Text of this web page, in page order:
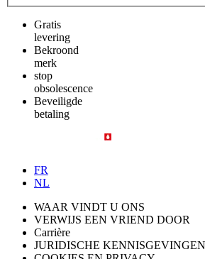
Gratis
levering
Bekroond
merk
stop
obsolescence
Beveiligde
betaling
FR
NL
WAAR VINDT U ONS
VERWIJS EEN VRIEND DOOR
Carrière
JURIDISCHE KENNISGEVINGEN